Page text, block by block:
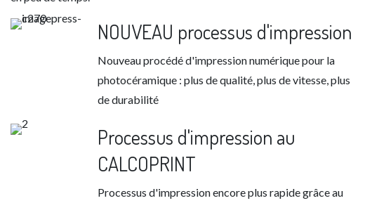
NOUVEAU processus d'impression
Nouveau procédé d'impression numérique pour la
photocéramique : plus de qualité, plus de vitesse, plus
de durabilité
Processus d'impression au
CALCOPRINT
Processus d'impression encore plus rapide grâce au